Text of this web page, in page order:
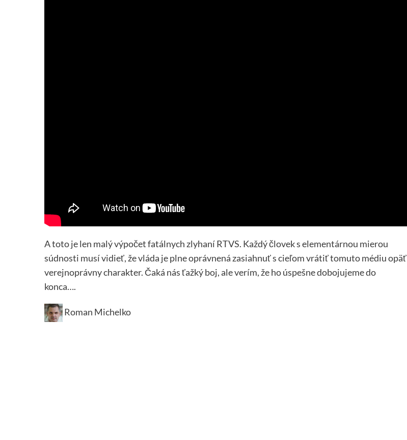
A toto je len malý výpočet fatálnych zlyhaní RTVS. Každý človek s elementárnou mierou
súdnosti musí vidieť, že vláda je plne oprávnená zasiahnuť s cieľom vrátiť tomuto médiu opäť
verejnoprávny charakter. Čaká nás ťažký boj, ale verím, že ho úspešne dobojujeme do
konca….
Roman Michelko